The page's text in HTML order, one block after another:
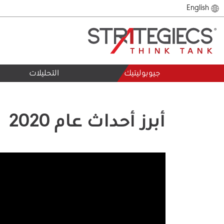
English
جيوبوليتيك التحليلات
أبرز أحداث عام 2020